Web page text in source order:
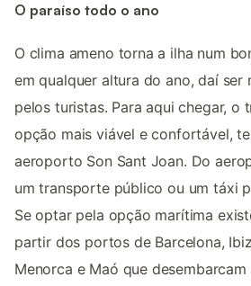
O paraíso todo o ano
O clima ameno torna a ilha num
em qualquer altura do ano, daí ser
pelos turistas. Para aqui chegar, o
opção mais viável e confortável,
aeroporto Son Sant Joan. Do
um transporte público ou um táxi
Se optar pela opção marítima
partir dos portos de Barcelona,
Menorca e Maó que